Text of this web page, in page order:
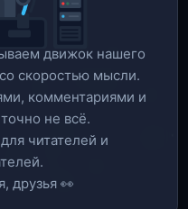
движок нашего
скоростью мысли.
комментариями и
не всё.
читателей и
друзья 👀